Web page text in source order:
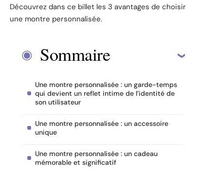
Découvrez dans ce billet les 3 avantages de choisir
une montre personnalisée.
Sommaire
Une montre personnalisée : un garde-temps
qui devient un reflet intime de l’identité de
son utilisateur
Une montre personnalisée : un accessoire
unique
Une montre personnalisée : un cadeau
mémorable et significatif